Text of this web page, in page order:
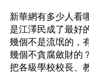
新華網有多少人看
是江澤民成了最好
幾個不是流氓的，
幾個不貪腐斂財的
把各級學校校長、